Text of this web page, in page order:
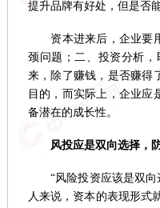
提升品牌有好处，但是否
资本进来后，企业要用
颈问题；二、投资分析
来，除了赚钱，是否赚得
目的，而实际上，企业应
备潜在的成长性。
风投应是双向选择，
“风险投资应该是双向
人来说，资本的表现形式